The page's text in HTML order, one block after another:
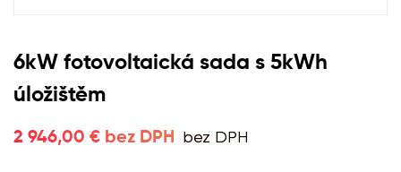
6kW fotovoltaická sada s 5kWh
úložištěm
2 946,00 € bez DPH bez DPH